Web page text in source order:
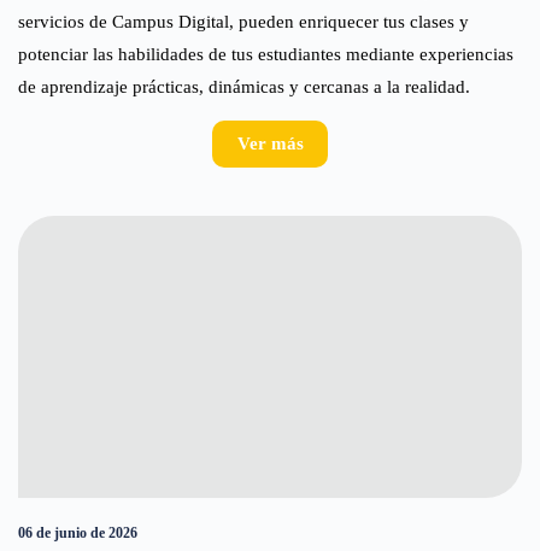
servicios de Campus Digital, pueden enriquecer tus clases y
potenciar las habilidades de tus estudiantes mediante experiencias
de aprendizaje prácticas, dinámicas y cercanas a la realidad.
Ver más
06 de junio de 2026